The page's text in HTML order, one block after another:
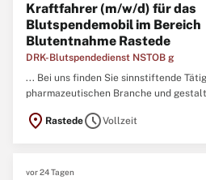
Kraftfahrer (m/w/d) für das
Blutspendemobil im Bereich
Blutentnahme Rastede
DRK-Blutspendedienst NSTOB g
... Bei uns finden Sie sinnstiftende
pharmazeutischen Branche und
location_on RastedescheduleVollzeit
vor 24 Tagen